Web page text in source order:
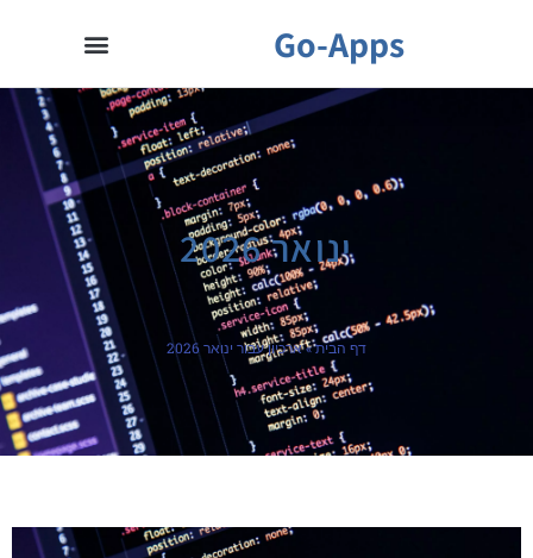
Go-Apps
ינואר 2026
דף הבית»ארכיון עבור ינואר 2026